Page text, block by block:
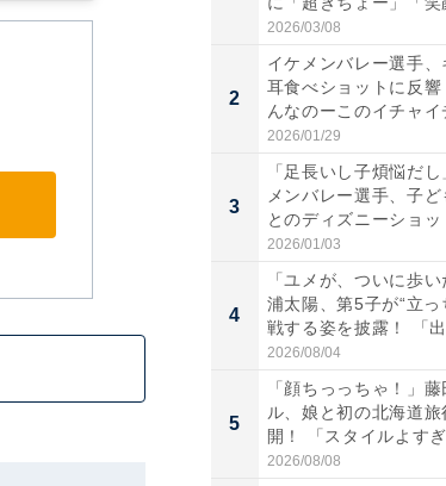
れ...
2026/03/08
2
イケメンバレー選手、
耳食べショットに反響
んなのーこのイチャイ
感...
2026/01/29
3
「足長いし子煩悩だ
メンバレー選手、子ど
とのディズニーショッ
「か...
2026/01/03
4
「ユメが、ついに歩
浦太陽、第5子が“立っ
戦する姿を披露！ 「
2026/08/04
5
「顔ちっっちゃ！」藤
ル、娘と初の北海道旅
開！ 「スタイルよす
よ〜...
2026/08/08